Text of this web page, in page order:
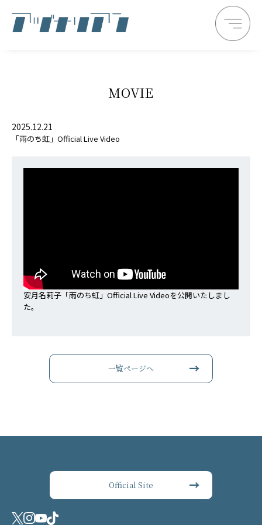
MOVIE
2025.12.21
「雨のち虹」Official Live Video
安月名莉子「雨のち虹」Official Live Videoを公開いたしまし
た。
一覧ページへ
Official Site